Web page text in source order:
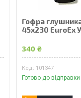
Гофра
45x230 EuroEx
340 ₴
101347
Готово до відправки